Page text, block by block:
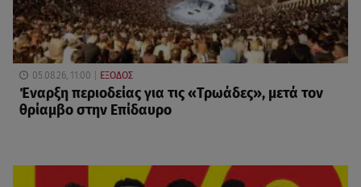
05.08.26, 11:00 ΕΞΟΔΟΣ
Έναρξη περιοδείας για τις «Τρωάδες», μετά τον
θρίαμβο στην Επίδαυρο